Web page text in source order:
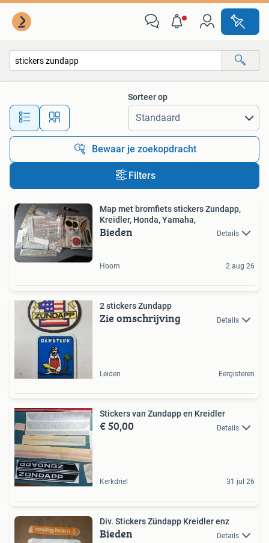
Alle afstanden…
Sorteer op
Bewaar je zoekopdracht
Filters
Map met bromfiets stickers Zundapp,
Kreidler, Honda, Yamaha,
Bieden Details
Hoorn 2 aug 26
2 stickers Zundapp
Zie omschrijving Details
Leiden Eergisteren
Stickers van Zundapp en Kreidler
€ 50,00 Details
Kerkdriel 31 jul 26
Div. Stickers Zündapp Kreidler enz
Bieden Details